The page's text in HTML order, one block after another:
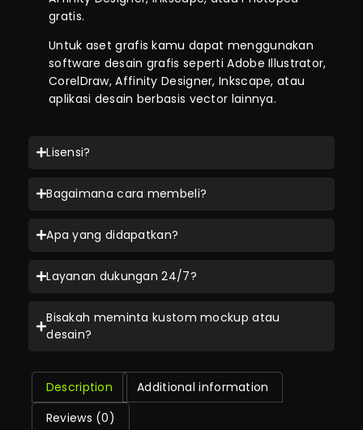
gratis.
Untuk aset grafis kamu dapat menggunakan
software desain grafis seperti Adobe Illustrator,
CorelDraw, Affinity Designer, Inkscape, atau
aplikasi desain berbasis vector lainnya.
Lisensi?
Bagaimana cara membeli?
Apa yang didapatkan?
Layanan dukungan 24/7?
Bisakah meminta kustom mockup atau
desain?
Description
Additional information
Reviews (0)